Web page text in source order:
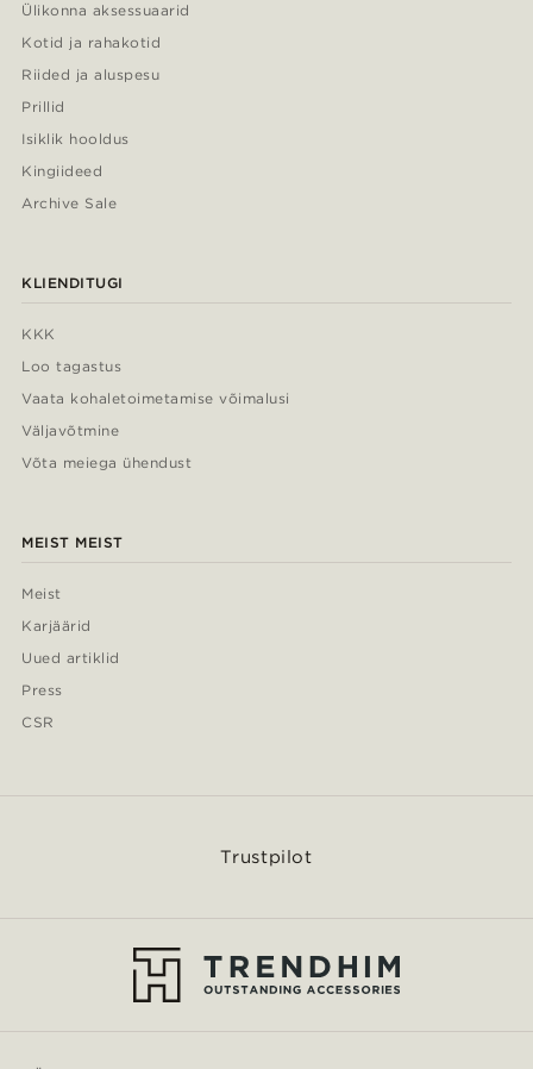
Ülikonna aksessuaarid
Kotid ja rahakotid
Riided ja aluspesu
Prillid
Isiklik hooldus
Kingiideed
Archive Sale
KLIENDITUGI
KKK
Loo tagastus
Vaata kohaletoimetamise võimalusi
Väljavõtmine
Võta meiega ühendust
MEIST MEIST
Meist
Karjäärid
Uued artiklid
Press
CSR
Trustpilot